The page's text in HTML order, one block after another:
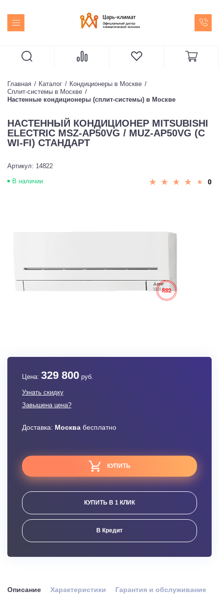
Главная Каталог
Кондиционеры в Москве
Сплит-системы в Москве
Настенные кондиционеры (сплит-системы) в Москве
НАСТЕННЫЙ КОНДИЦИОНЕР MITSUBISHI
ELECTRIC MSZ-AP50VG / MUZ-AP50VG (С
WI-FI) СТАНДАРТ
Артикул: 14822
В наличии 0
Цена: 329 800 руб.
Узнать скидку
Завышена цена?
Доставка: Москва бесплатно
КУПИТЬ
КУПИТЬ В 1 КЛИК
В Кредит
Описание Характеристики Гарантия и обслуживание